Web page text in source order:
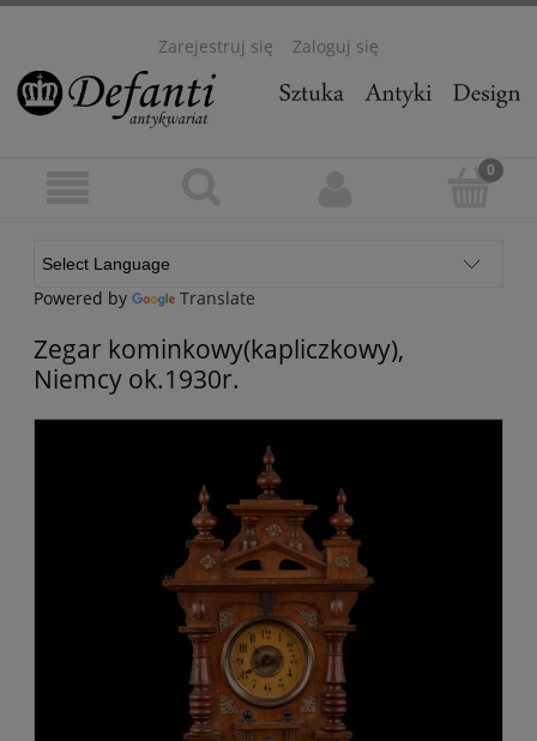
Zarejestruj się Zaloguj się
Powered by Translate
Zegar kominkowy(kapliczkowy),
Niemcy ok.1930r.